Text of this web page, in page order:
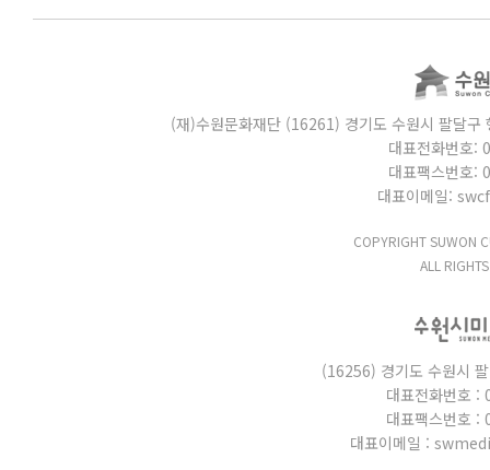
(재)수원문화재단 (16261) 경기도 수원시 팔달
대표전화번호
대표팩스번호
대표이메일:
COPYRIGHT SUWON
ALL
(16256) 경기도 수원시
대표전화번호
대표팩스번호
대표이메일 :